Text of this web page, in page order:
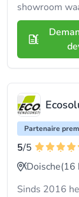
showroom
Partenaire
5/5
Doische(16
Sinds 2016